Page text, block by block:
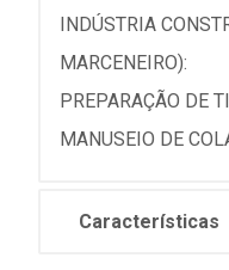
INDÚSTRIA
MARCENEIRO):
PREPARAÇÃO DE
MANUSEIO DE
Características